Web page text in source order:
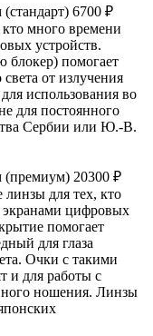
6700 ₽
много времени
устройств.
блокер) помогает
от излучения
использования во
для постоянного
Сербии или Ю.-В.
(премиум) 20300 ₽
для тех, кто
экранами цифровых
помогает
для глаза
Очки с такими
и для работы с
ношения. Линзы